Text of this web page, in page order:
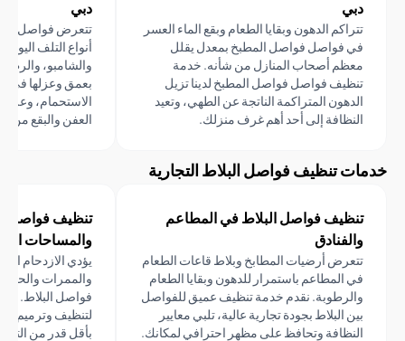
الدهون وبقايا الطعام وبقع الماء العسر
فواصل فواصل المطبخ بمعدل يقلل
أصحاب المنازل من شأنه. خدمة
فواصل فواصل المطبخ لدينا تزيل
المتراكمة الناتجة عن الطهي، وتعيد
إلى أحد أهم غرف منزلك.
تتعرض فواصل البلاط في
أنواع التلف اليومي -
والشامبو، والرطوبة
بعمق وعزلها في
الاستحمام، وعلى بلاط
العفن والبقع من جذورها.
تنظيف فواصل البلاط التجارية
فواصل البلاط في المطاعم
أرضيات المطابخ وبلاط قاعات الطعام
المطاعم باستمرار للدهون وبقايا الطعام
نقدم خدمة تنظيف عميق للفواصل
البلاط بجودة تجارية عالية، تلبي معايير
وتحافظ على مظهر احترافي لمكانك.
تنظيف فواصل البلاط
والمساحات التجارية
يؤدي الازدحام الشديد في
والممرات والحمامات إلى
فواصل البلاط. نعمل وفقًا
لتنظيف وترميم المناطق
بأقل قدر من التأثير على